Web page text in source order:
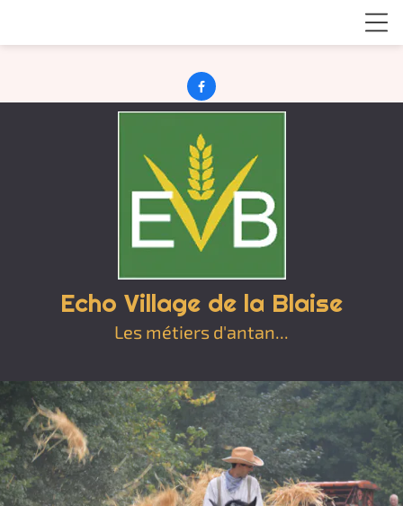

Echo Village de la Blaise
Les métiers d'antan...